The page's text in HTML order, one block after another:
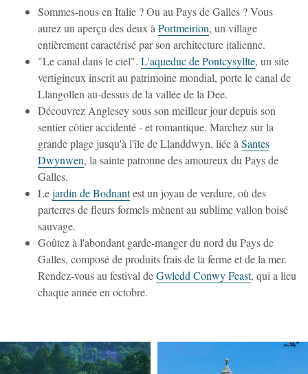
Sommes-nous en Italie ? Ou au Pays de Galles ? Vous
aurez un aperçu des deux à Portmeirion, un village
entièrement caractérisé par son architecture italienne.
"Le canal dans le ciel". L'aqueduc de Pontcysyllte, un site
vertigineux inscrit au patrimoine mondial, porte le canal de
Llangollen au-dessus de la vallée de la Dee.
Découvrez Anglesey sous son meilleur jour depuis son
sentier côtier accidenté - et romantique. Marchez sur la
grande plage jusqu'à l'île de Llanddwyn, liée à Santes
Dwynwen, la sainte patronne des amoureux du Pays de
Galles.
Lejardin de Bodnantest un joyau de verdure, où des
parterres de fleurs formels mènent au sublime vallon boisé
sauvage.
Goûtez à l'abondant garde-manger du nord du Pays de
Galles, composé de produits frais de la ferme et de la mer.
Rendez-vous au festival deGwledd Conwy Feast, qui a lieu
chaque année en octobre.